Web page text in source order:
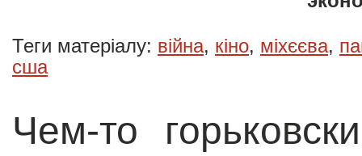
Теги матеріалу: війна, кіно, міхєєва,
сша
Чем-то